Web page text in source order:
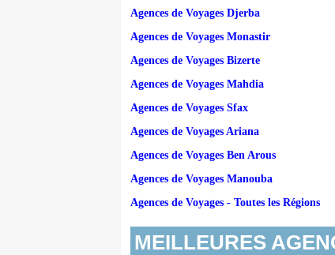
Agences de Voyages Djerba
Agences de Voyages Monastir
Agences de Voyages Bizerte
Agences de Voyages Mahdia
Agences de Voyages Sfax
Agences de Voyages Ariana
Agences de Voyages Ben Arous
Agences de Voyages Manouba
Agences de Voyages - Toutes les Régions
MEILLEURES